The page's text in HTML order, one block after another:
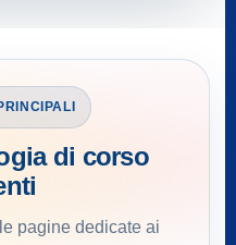
di corso
pagine dedicate ai